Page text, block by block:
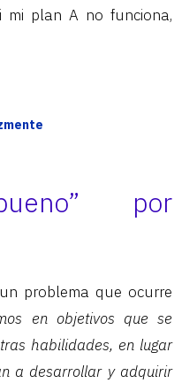
mi plan A no funciona,
por
problema que ocurre
en objetivos que se
habilidades, en lugar
a desarrollar y adquirir